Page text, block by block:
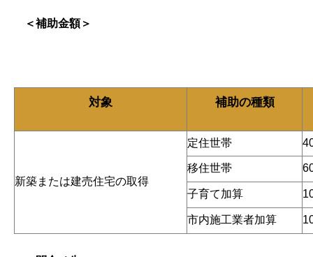
＜補助金額＞
対象 補助の種類
新築または建売住宅の取得
定住世帯
移住世帯
子育て加算
市内施工業者加算